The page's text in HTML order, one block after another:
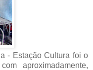
- Estação Cultura foi o
aproximadamente,